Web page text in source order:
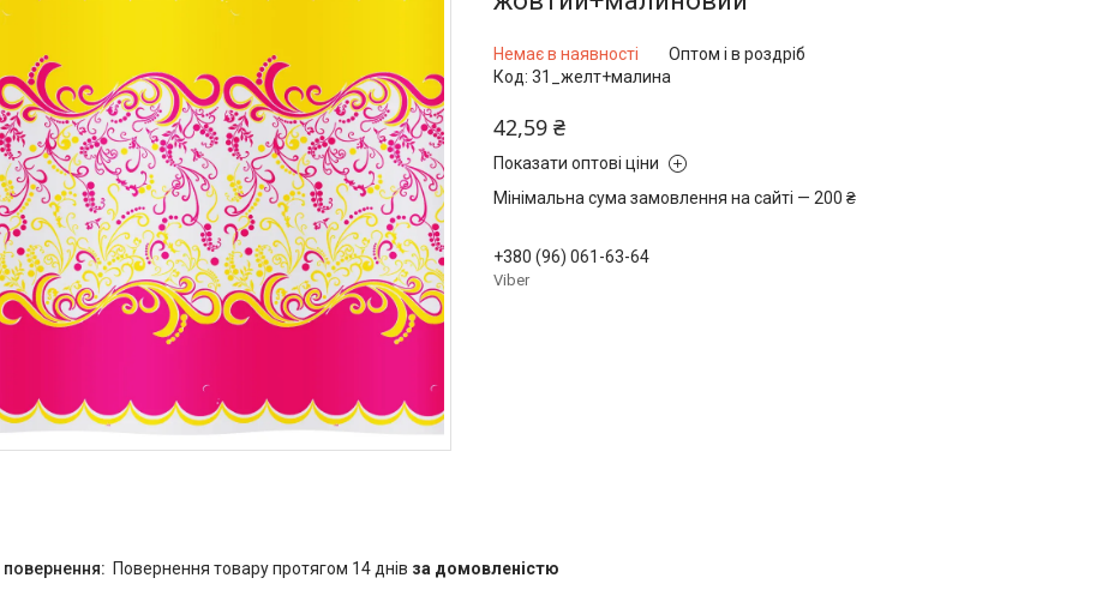
Немає в наявності
Оптом і в роздріб
Код: 31_желт+малина
42,59 ₴
Показати оптові ціни
Мінімальна сума замовлення на сайті — 200 ₴
+380 (96) 061-63-64
Viber
повернення товару протягом 14 днів за домовленістю